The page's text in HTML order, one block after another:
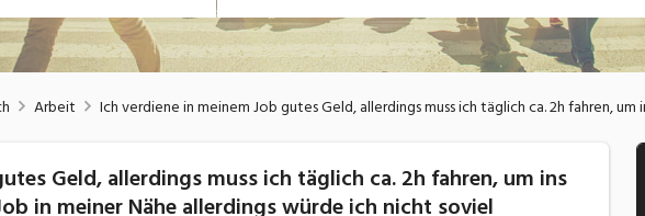
Arbeit
Ausbildung / Weiterbildung
Arbeit
Geld, allerdings muss ich täglich ca. 2h fahren, um ins
in meiner Nähe allerdings würde ich nicht soviel